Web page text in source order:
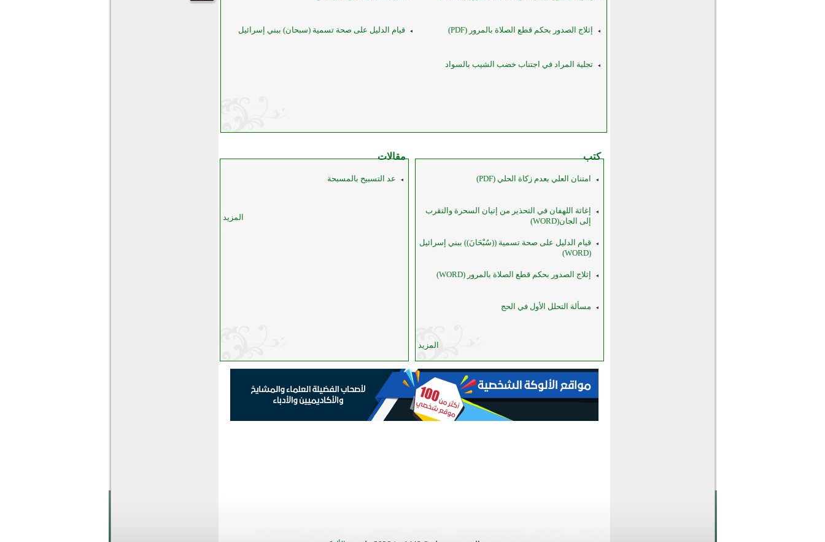
إثلاج الصدور بحكم قطع الصلاة بالمرور (PDF) قيام الدليل على صحة تسمية (سبحان) ببني إسرائيل
تجلية المراد في اجتناب خضب الشيب بالسواد
كتب
امتنان العلي بعدم زكاة الحلي (PDF)
إغاثة اللهفان في التحذير من إتيان السحرة والتقرب
إلى الجان(WORD)
قيام الدليل على صحة تسمية ((سُبْحَانَ)) ببني إسرائيل
(WORD)
إثلاج الصدور بحكم قطع الصلاة بالمرور (WORD)
مسألة التحلل الأول في الحج
المزيد
مقالات
عد التسبيح بالمسبحة
المزيد